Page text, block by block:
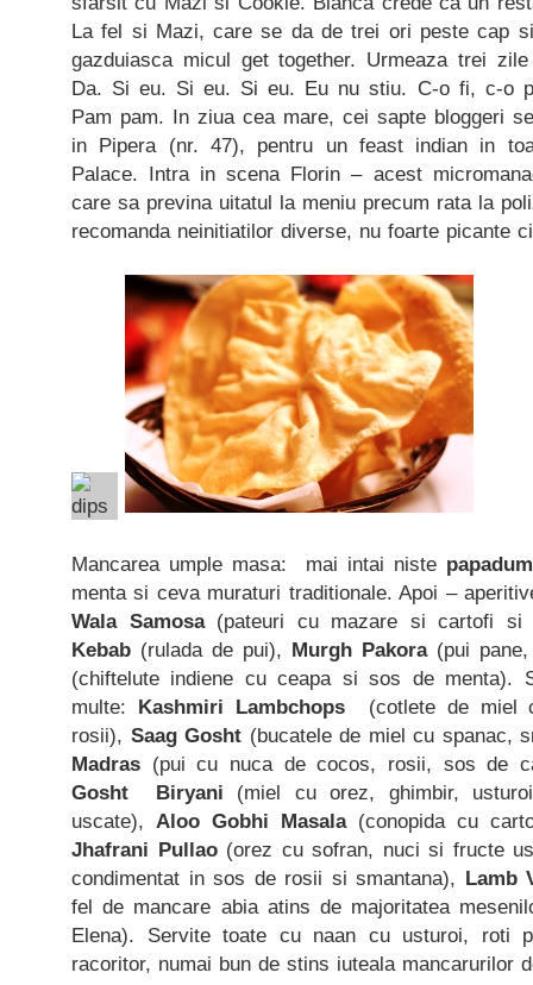
La fel si Mazi, care se da de trei ori peste cap
gazduiasca micul get together. Urmeaza trei
Da. Si eu. Si eu. Si eu. Eu nu stiu. C-o fi, c-o
Pam pam. In ziua cea mare, cei sapte bloggeri
in Pipera (nr. 47), pentru un feast indian in
Palace. Intra in scena Florin – acest
care sa previna uitatul la meniu precum rata la
recomanda neinitiatilor diverse, nu foarte picante
Mancarea umple masa: mai intai niste
menta si ceva muraturi traditionale. Apoi –
Wala Samosa(pateuri cu mazare si cartofi si
Kebab (rulada de pui), Murgh Pakora(pui
(chiftelute indiene cu ceapa si sos de menta).
multe: Kashmiri Lambchops(cotlete de miel
rosii), Saag Gosht (bucatele de miel cu spanac,
Madras (pui cu nuca de cocos, rosii, sos de
Gosht Biryani (miel cu orez, ghimbir,
uscate), Aloo Gobhi Masala(conopida cu
Jhafrani Pullao(orez cu sofran, nuci si fructe
condimentat in sos de rosii si smantana), Lamb
fel de mancare abia atins de majoritatea
Elena). Servite toate cu naan cu usturoi, roti
racoritor, numai bun de stins iuteala mancarurilor